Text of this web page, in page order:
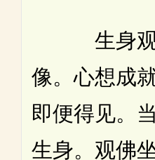
生身观
像。心想成
即便得见。
生身。观佛